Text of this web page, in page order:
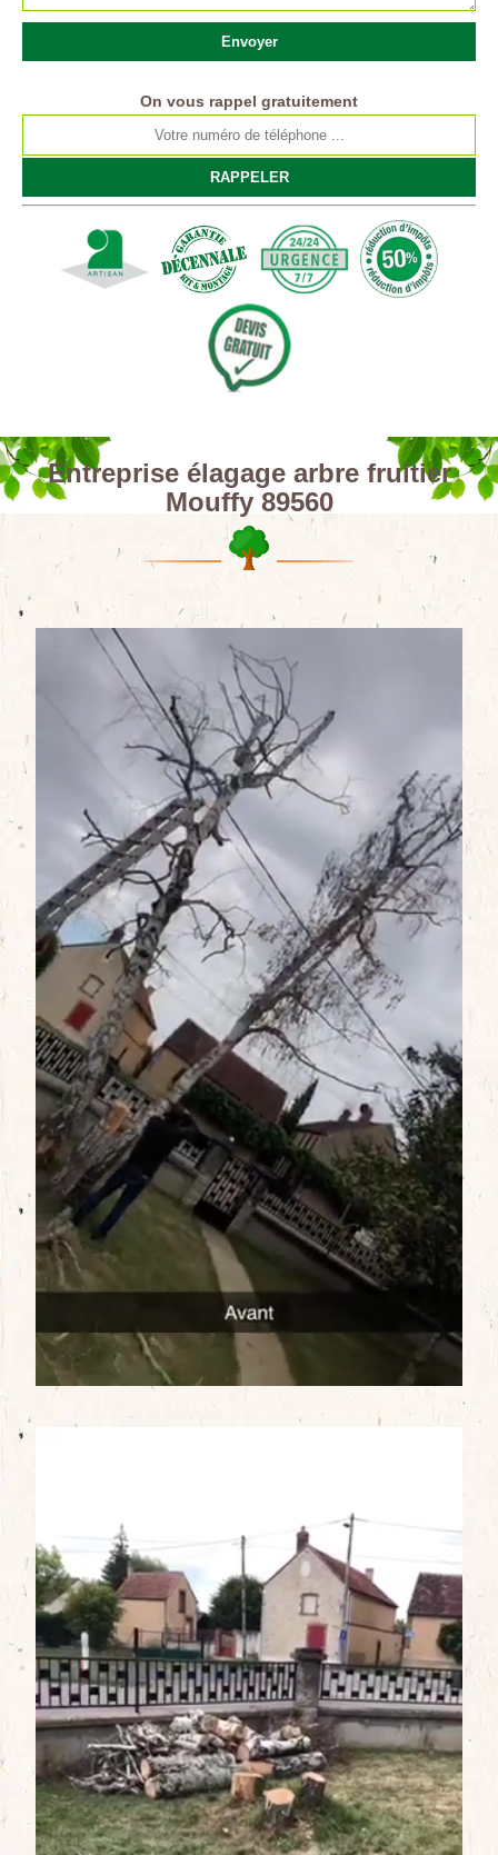
On vous rappel gratuitement
Entreprise élagage arbre fruitier
Mouffy 89560